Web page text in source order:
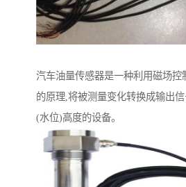
汽车油量传感器是一种利用磁场控
的原理,将被测量变化转换成输出
(水位)高度的设备。